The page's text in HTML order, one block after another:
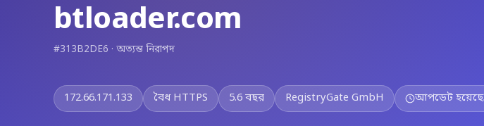
btloader.com
#313B2DE6 · অত্যন্ত নিরাপদ
172.66.171.133 বৈধ HTTPS 5.6 বছর RegistryGate GmbH আপডেট হয়েছে